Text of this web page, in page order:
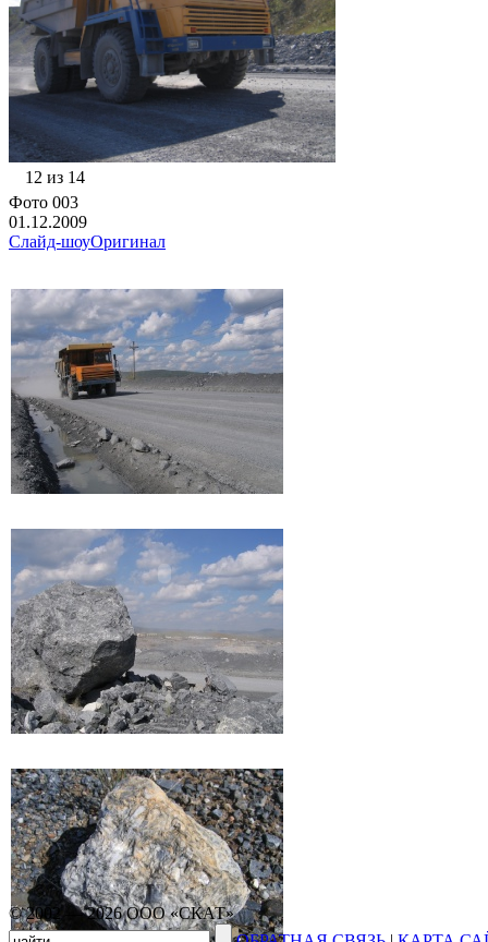
12 из 14
Фото 003
01.12.2009
Слайд-шоуОригинал
© 2002 — 2026 ООО «СКАТ»